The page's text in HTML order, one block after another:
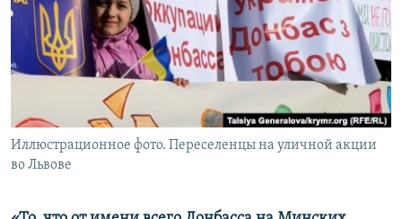
СПЕЦПРОЄКТИ
ПОДКАСТИ
РУС
УКР
Иллюстрационное фото. Переселенцы на уличной акции
во Львове